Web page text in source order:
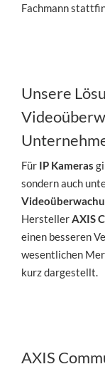
Fachmann
Unsere
Für IP Kameras
sondern auch
Hersteller AXIS
einen besseren
wesentlichen
kurz dargestellt.
AXIS